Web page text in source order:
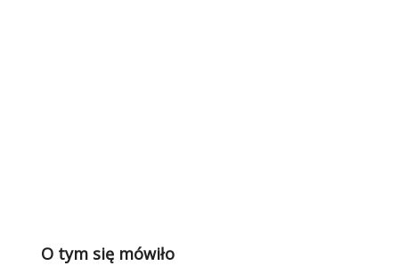
O tym się mówiło